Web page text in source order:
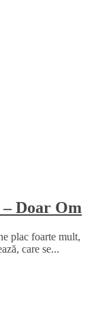
Doar Om
plac foarte mult,
care se...